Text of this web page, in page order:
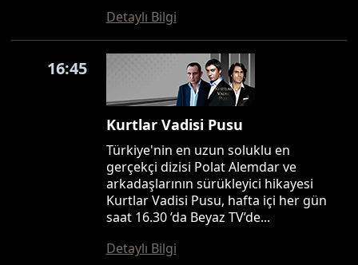
Detaylı Bilgi
16:45
Kurtlar Vadisi Pusu
Türkiye'nin en uzun soluklu en
gerçekçi dizisi Polat Alemdar ve
arkadaşlarının sürükleyici hikayesi
Kurtlar Vadisi Pusu, hafta içi her gün
saat 16.30 ’da Beyaz TV’de...
Detaylı Bilgi